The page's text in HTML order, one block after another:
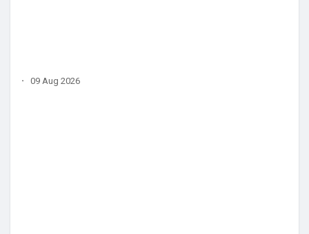
· 09 Aug 2026